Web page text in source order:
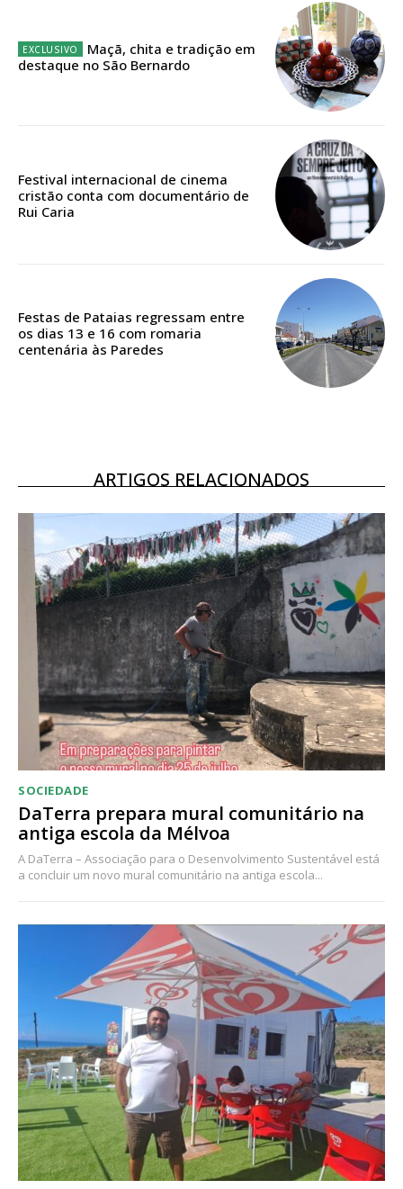
Edição em papel entregue à Quinta-feira em sua
Ofertas para assinatura anual
ASSINATURA
DIGITAL ANUAL
Acesso ao conteúdo online
Acesso aos conteúdos Exclusivos para
assinantes
Ofertas para assinatura anual
Escolha o plano
Maçã, chita e tradição em
destaque no São Bernardo
Festival internacional de cinema
cristão conta com documentário de
Rui Caria
Festas de Pataias regressam entre
os dias 13 e 16 com romaria
centenária às Paredes
ARTIGOS RELACIONADOS
SOCIEDADE
DaTerra prepara mural comunitário na
antiga escola da Mélvoa
A DaTerra – Associação para o Desenvolvimento Sustentável está
a concluir um novo mural comunitário na antiga escola...